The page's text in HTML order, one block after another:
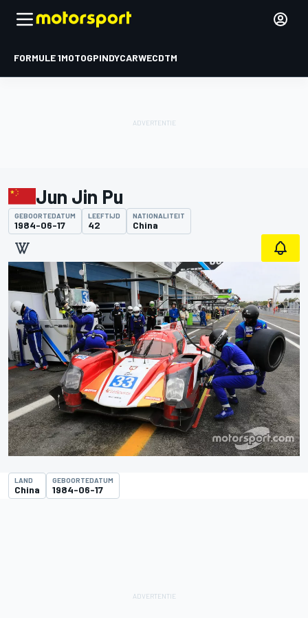
FORMULE 1MOTOGPINDYCARWECDTM
Jun Jin Pu
GEBOORTEDATUM
1984-06-17
LEEFTIJD
42
NATIONALITEIT
China
LAND
China
GEBOORTEDATUM
1984-06-17